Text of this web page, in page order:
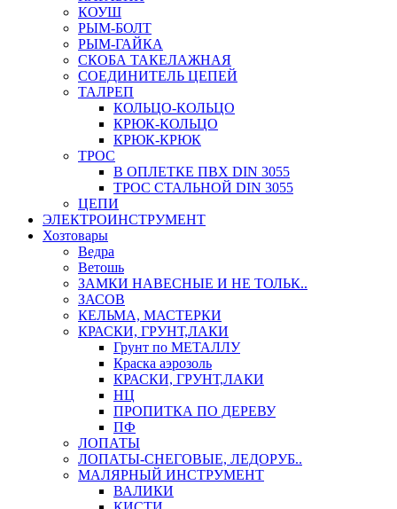
КОУШ
РЫМ-БОЛТ
РЫМ-ГАЙКА
СКОБА ТАКЕЛАЖНАЯ
СОЕДИНИТЕЛЬ ЦЕПЕЙ
ТАЛРЕП
КОЛЬЦО-КОЛЬЦО
КРЮК-КОЛЬЦО
КРЮК-КРЮК
ТРОС
В ОПЛЕТКЕ ПВХ DIN 3055
ТРОС СТАЛЬНОЙ DIN 3055
ЦЕПИ
ЭЛЕКТРОИНСТРУМЕНТ
Хозтовары
Ведра
Ветошь
ЗАМКИ НАВЕСНЫЕ И НЕ ТОЛЬК..
ЗАСОВ
КЕЛЬМА, МАСТЕРКИ
КРАСКИ, ГРУНТ,ЛАКИ
Грунт по МЕТАЛЛУ
Краска аэрозоль
КРАСКИ, ГРУНТ,ЛАКИ
НЦ
ПРОПИТКА ПО ДЕРЕВУ
ПФ
ЛОПАТЫ
ЛОПАТЫ-СНЕГОВЫЕ, ЛЕДОРУБ..
МАЛЯРНЫЙ ИНСТРУМЕНТ
ВАЛИКИ